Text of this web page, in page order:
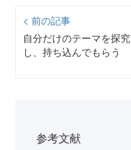
< 前の記事
自分だけのテーマを探究
し、持ち込んでもらう
参考文献